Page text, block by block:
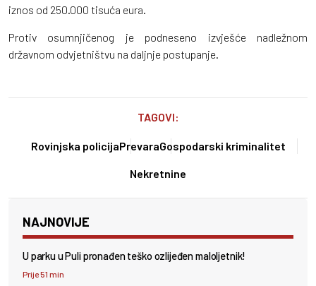
iznos od 250.000 tisuća eura.
Protiv osumnjičenog je podneseno izvješće nadležnom
državnom odvjetništvu na daljnje postupanje.
TAGOVI:
Rovinjska policijaPrevaraGospodarski kriminalitet
Nekretnine
NAJNOVIJE
U parku u Puli pronađen teško ozlijeđen maloljetnik!
Prije 51 min